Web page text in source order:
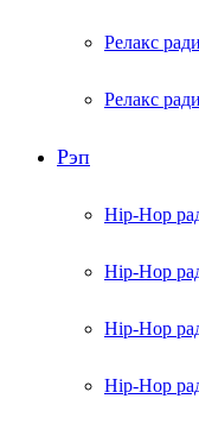
Релакс
Релакс
Рэп
Hip-Hop
Hip-Hop
Hip-Hop
Hip-Hop